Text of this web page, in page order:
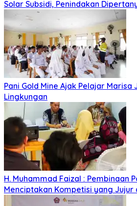
Solar Subsidi, Penindakan
Pani Gold Mine Ajak Pelajar
Lingkungan
H. Muhammad Faizal : Pembinaan
Menciptakan Kompetisi yang Jujur